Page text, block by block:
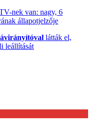
nek van: nagy, 6
állapotjelzője
látták el,
leállítását